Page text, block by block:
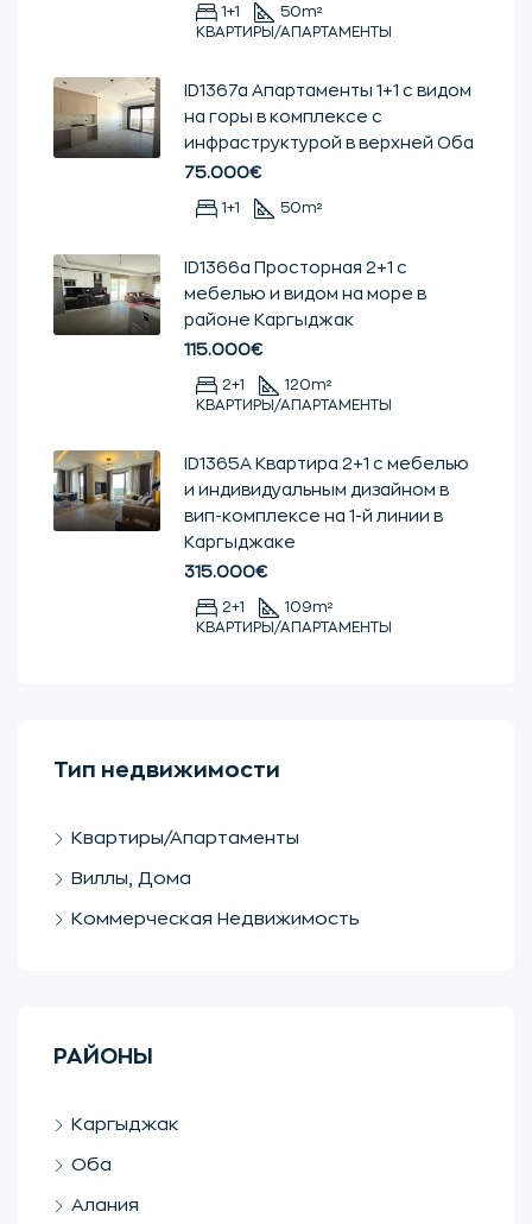
1+1 50m²
КВАРТИРЫ/АПАРТАМЕНТЫ
ID1367a Апартаменты 1+1 с видом
на горы в комплексе с
инфраструктурой в верхней Оба
75.000€
1+1 50m²
ID1366a Просторная 2+1 с
мебелью и видом на море в
районе Каргыджак
115.000€
2+1 120m²
КВАРТИРЫ/АПАРТАМЕНТЫ
ID1365А Квартира 2+1 с мебелью
и индивидуальным дизайном в
вип-комплексе на 1-й линии в
Каргыджаке
315.000€
2+1 109m²
КВАРТИРЫ/АПАРТАМЕНТЫ
Тип недвижимости
Квартиры/Апартаменты
Виллы, Дома
Коммерческая Недвижимость
РАЙОНЫ
Каргыджак
Оба
Алания